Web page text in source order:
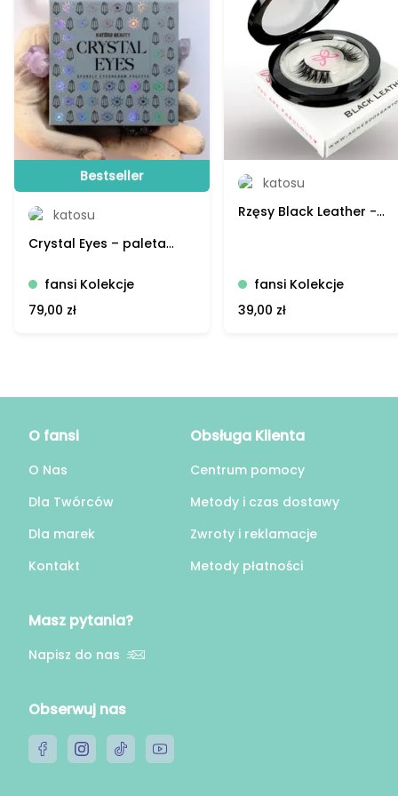
Bestseller
katosu
Crystal Eyes – paleta
cieni od Katosu
fansi Kolekcje
79,00 zł
katosu
Rzęsy Black Leather -
fansi Kolekcje
39,00 zł
O fansi
O Nas
Dla Twórców
Dla marek
Kontakt
Obsługa Klienta
Centrum pomocy
Metody i czas dostawy
Zwroty i reklamacje
Metody płatności
Masz pytania?
Napisz do nas
Obserwuj nas